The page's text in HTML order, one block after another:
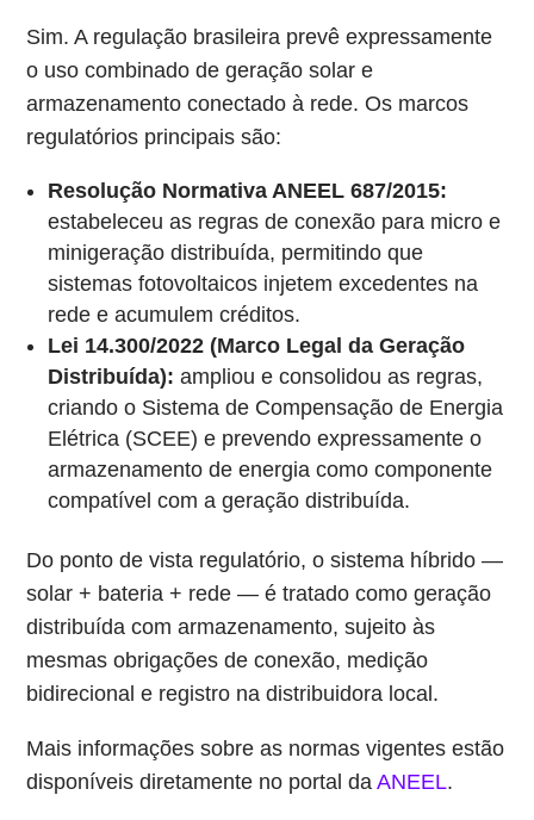
Sim. A regulação brasileira prevê expressamente
o uso combinado de geração solar e
armazenamento conectado à rede. Os marcos
regulatórios principais são:
Resolução Normativa ANEEL 687/2015:
estabeleceu as regras de conexão para micro e
minigeração distribuída, permitindo que
sistemas fotovoltaicos injetem excedentes na
rede e acumulem créditos.
Lei 14.300/2022 (Marco Legal da Geração
Distribuída): ampliou e consolidou as regras,
criando o Sistema de Compensação de Energia
Elétrica (SCEE) e prevendo expressamente o
armazenamento de energia como componente
compatível com a geração distribuída.
Do ponto de vista regulatório, o sistema híbrido —
solar + bateria + rede — é tratado como geração
distribuída com armazenamento, sujeito às
mesmas obrigações de conexão, medição
bidirecional e registro na distribuidora local.
Mais informações sobre as normas vigentes estão
disponíveis diretamente no portal daANEEL.